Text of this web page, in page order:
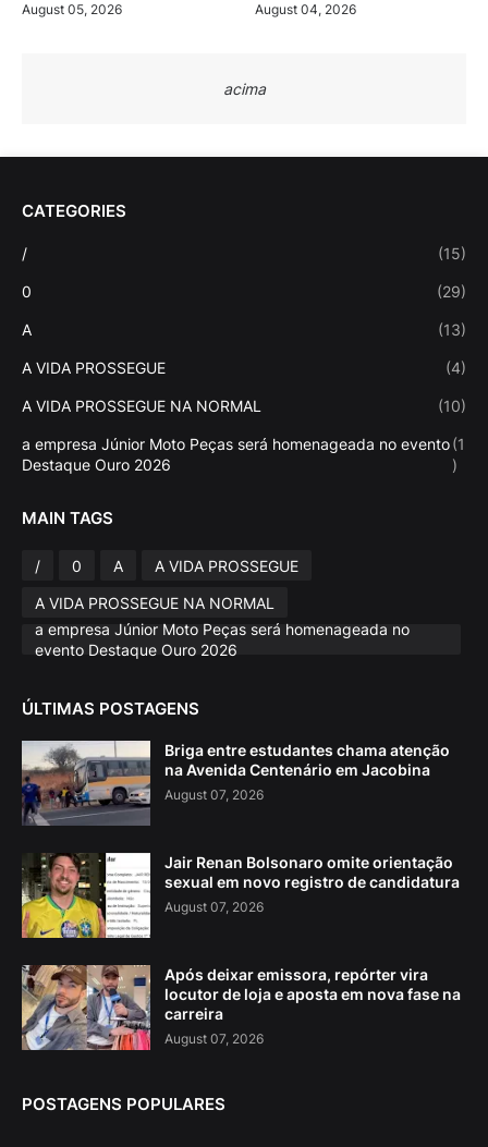
August 05, 2026 August 04, 2026
acima
CATEGORIES
/ (15)
0 (29)
A (13)
A VIDA PROSSEGUE (4)
A VIDA PROSSEGUE NA NORMAL (10)
a empresa Júnior Moto Peças será homenageada no evento
Destaque Ouro 2026
(1
)
MAIN TAGS
/ 0 A
A VIDA PROSSEGUE
A VIDA PROSSEGUE NA NORMAL
a empresa Júnior Moto Peças será homenageada no
evento Destaque Ouro 2026
ÚLTIMAS POSTAGENS
Briga entre estudantes chama atenção
na Avenida Centenário em Jacobina
August 07, 2026
Jair Renan Bolsonaro omite orientação
sexual em novo registro de candidatura
August 07, 2026
Após deixar emissora, repórter vira
locutor de loja e aposta em nova fase na
carreira
August 07, 2026
POSTAGENS POPULARES